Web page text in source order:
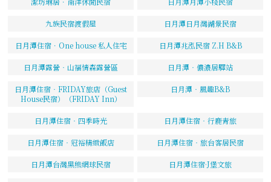
九族民宿渡假屋 日月潭日月灣湖景民宿
日月潭住宿．One house 私人住宅 日月潭兆泓民宿 Z.H B&B
日月潭露營‧山福情森露營區 日月潭‧儂濃居驛站
日月潭住宿‧FRIDAY旅店（Guest
House民宿）（FRIDAY Inn）
日月潭‧風趣B&B
日月潭住宿‧四季時光 日月潭住宿‧行鹿青旅
日月潭住宿‧冠裕精緻飯店 日月潭住宿‧旅台客居民宿
日月潭台灣黑熊網球民宿 日月潭住宿·J堡文旅